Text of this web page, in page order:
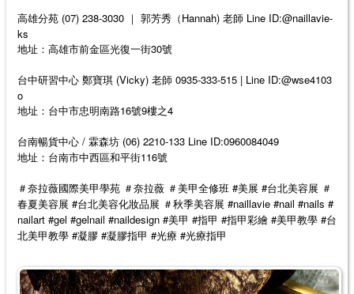
高雄分苑 (07) 238-3030 ｜ 郭芳秀（Hannah) 老師 Line ID:@naillavie-
ks
地址：高雄市前金區光復一街30號
台中研習中心 鄭寶琪 (Vicky) 老師 0935-333-515 | Line ID:@wse4103
o
地址：台中市忠明南路16號9樓之4
台南暢貨中心 / 霖森坊 (06) 2210-133 Line ID:0960084049
地址：台南市中西區和平街116號
＃奈拉薇國際美甲學苑 ＃奈拉薇 ＃美甲全修班 #美展 #台北美容展 ＃
春夏美容展 #台北美容化妝品展 ＃秋季美容展 #naillavie #nail #nails #
nailart #gel #gelnail #naildesign #美甲 #指甲 #指甲彩繪 #美甲教學 #台
北美甲教學 #凝膠 #凝膠指甲 #光療 #光療指甲